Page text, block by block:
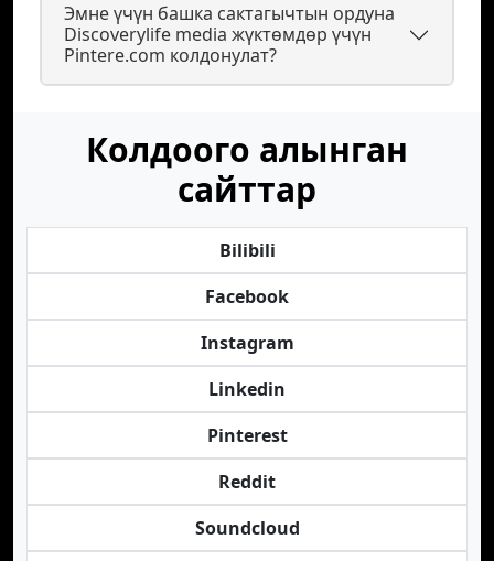
Эмне үчүн башка сактагычтын ордуна
Discoverylife media жүктөмдөр үчүн
Pintere.com колдонулат?
Колдоого алынган
сайттар
Bilibili
Facebook
Instagram
Linkedin
Pinterest
Reddit
Soundcloud